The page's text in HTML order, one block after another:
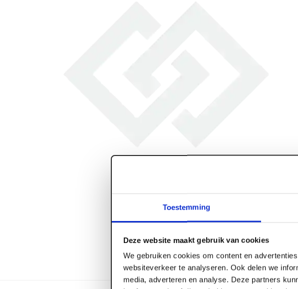
Toestemming
Deze website maakt gebruik van cookies
We gebruiken cookies om content en
websiteverkeer te analyseren. Ook delen we
media, adverteren en analyse. Deze partners